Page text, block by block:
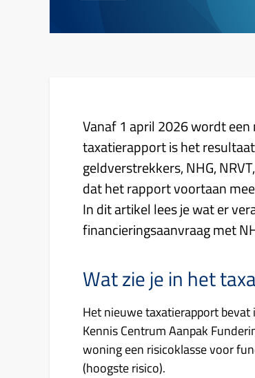
Vanaf 1 april 2026 wordt
taxatierapport is het
geldverstrekkers, NHG,
dat het rapport voortaan
In dit artikel lees je wat er
financieringsaanvraag met
Wat zie je in het
Het nieuwe taxatierapport
Kennis Centrum Aanpak
woning een risicoklasse voor
(hoogste risico).